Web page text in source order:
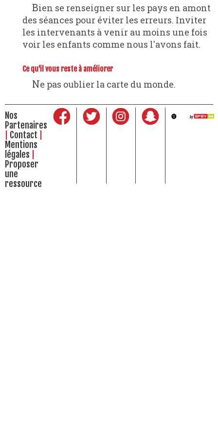
Bien se renseigner sur les pays en amont
des séances pour éviter les erreurs. Inviter
les intervenants à venir au moins une fois
voir les enfants comme nous l'avons fait.
Ce qu'il vous reste à améliorer
Ne pas oublier la carte du monde.
Nos
Partenaires
Contact
Mentions
légales
Proposer
une
ressource